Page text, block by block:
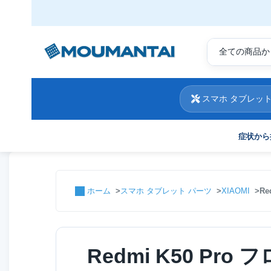
症状か
スマホ タブレッ
ホーム スマホ タブレット パーツ XIAOMI
Redmi K50 Pro フ